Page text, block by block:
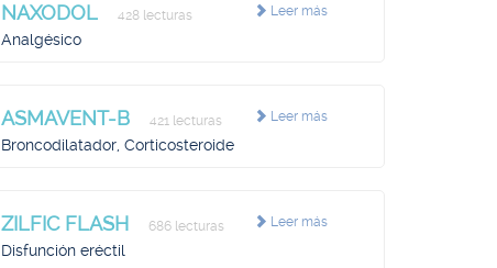
Leer más
NAXODOL 428 lecturas
Analgésico
Leer más
ASMAVENT-B 421 lecturas
Broncodilatador, Corticosteroide
Leer más
ZILFIC FLASH 686 lecturas
Disfunción eréctil